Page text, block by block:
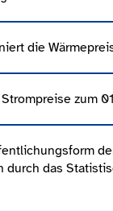
die
zum
durch das